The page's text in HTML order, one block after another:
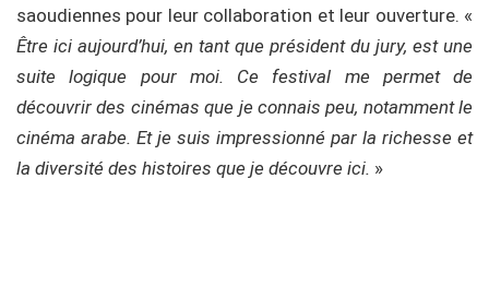
saoudiennes pour leur collaboration et leur ouverture. «
Être ici aujourd’hui, en tant que président du jury, est une
suite logique pour moi. Ce festival me permet de
découvrir des cinémas que je connais peu, notamment le
cinéma arabe. Et je suis impressionné par la richesse et
la diversité des histoires que je découvre ici. »